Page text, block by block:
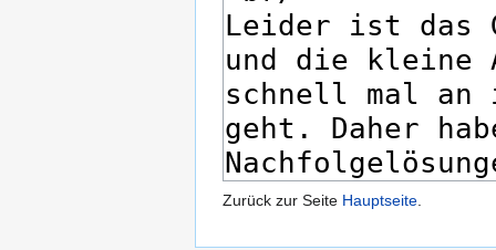
Zurück zur Seite Hauptseite